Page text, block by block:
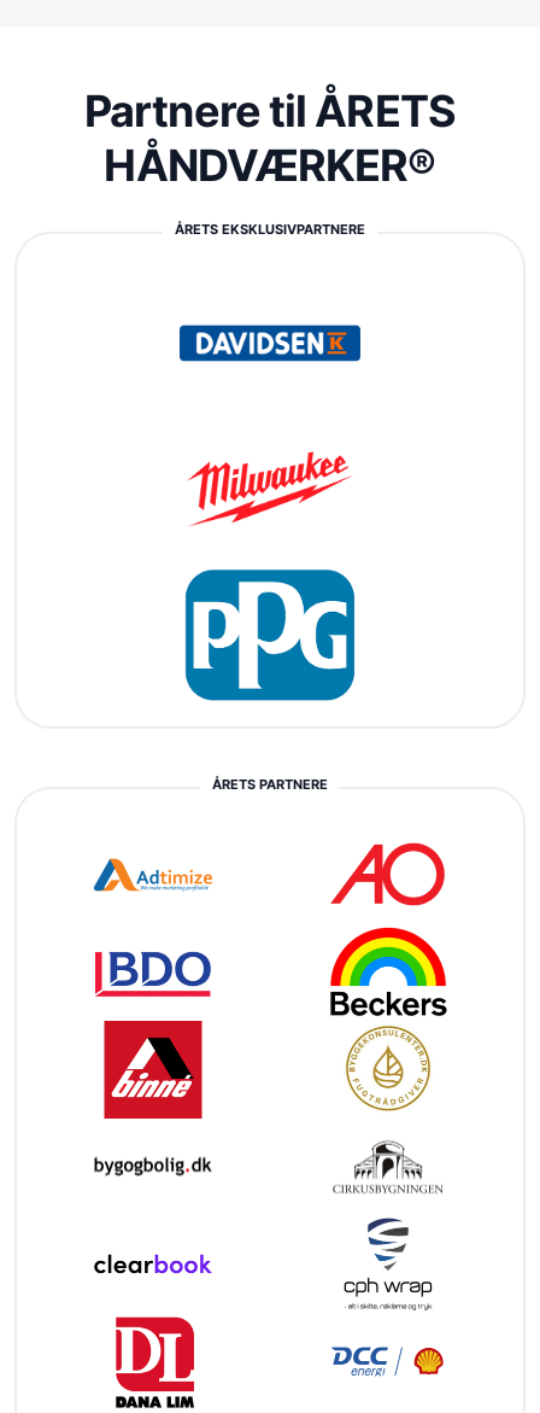
Partnere til ÅRETS
HÅNDVÆRKER®
ÅRETS EKSKLUSIVPARTNERE
ÅRETS PARTNERE